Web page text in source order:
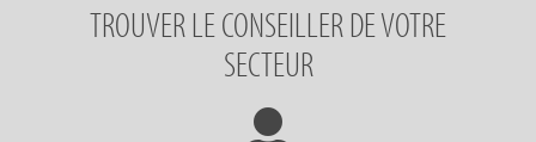
TROUVER LE CONSEILLER DE VOTRE
SECTEUR